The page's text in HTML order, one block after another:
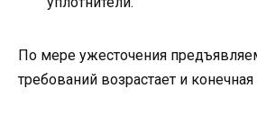
По мере ужесточения
требований возрастает и конечная